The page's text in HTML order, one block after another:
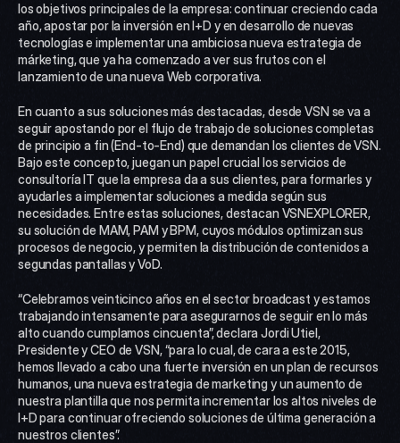
los objetivos principales de la empresa: continuar creciendo cada
año, apostar por la inversión en I+D y en desarrollo de nuevas
tecnologías e implementar una ambiciosa nueva estrategia de
márketing, que ya ha comenzado a ver sus frutos con el
lanzamiento de una nueva Web corporativa.
En cuanto a sus soluciones más destacadas, desde VSN se va a
seguir apostando por el flujo de trabajo de soluciones completas
de principio a fin (End-to-End) que demandan los clientes de VSN.
Bajo este concepto, juegan un papel crucial los servicios de
consultoría IT que la empresa da a sus clientes, para formarles y
ayudarles a implementar soluciones a medida según sus
necesidades. Entre estas soluciones, destacan VSNEXPLORER,
su solución de MAM, PAM y BPM, cuyos módulos optimizan sus
procesos de negocio, y permiten la distribución de contenidos a
segundas pantallas y VoD.
“Celebramos veinticinco años en el sector broadcast y estamos
trabajando intensamente para asegurarnos de seguir en lo más
alto cuando cumplamos cincuenta”, declara Jordi Utiel,
Presidente y CEO de VSN, “para lo cual, de cara a este 2015,
hemos llevado a cabo una fuerte inversión en un plan de recursos
humanos, una nueva estrategia de marketing y un aumento de
nuestra plantilla que nos permita incrementar los altos niveles de
I+D para continuar ofreciendo soluciones de última generación a
nuestros clientes”.